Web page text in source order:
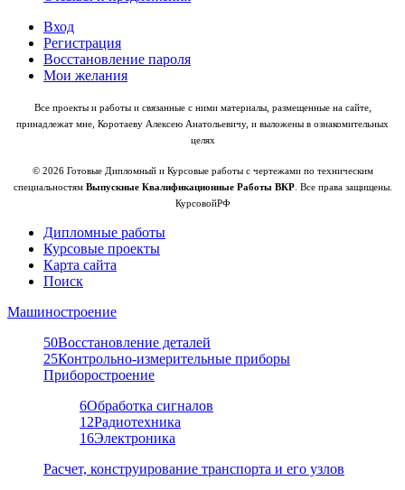
Вход
Регистрация
Восстановление пароля
Мои желания
Все проекты и работы и связанные с ними материалы, размещенные на сайте,
принадлежат мне, Коротаеву Алексею Анатольевичу, и выложены в ознакомительных
целях
© 2026 Готовые Дипломный и Курсовые работы с чертежами по техническим
специальностям Выпускные Квалификационные Работы ВКР. Все права защищены.
КурсовойРФ
Дипломные работы
Курсовые проекты
Карта сайта
Поиск
Машиностроение
50Восстановление деталей
25Контрольно-измерительные приборы
Приборостроение
6Обработка сигналов
12Радиотехника
16Электроника
Расчет, конструирование транспорта и его узлов